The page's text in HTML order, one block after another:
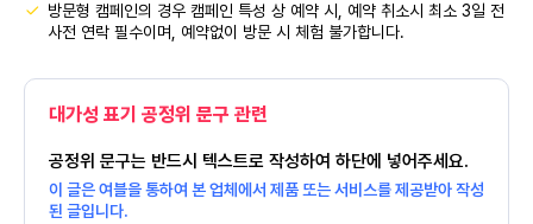
방문형 캠페인의 경우 캠페인 특성 상 예약 시, 예약 취소시 최소 3일 전
사전 연락 필수이며, 예약없이 방문 시 체험 불가합니다.
대가성 표기 공정위 문구 관련
공정위 문구는 반드시 텍스트로 작성하여 하단에 넣어주세요.
이 글은 여블을 통하여 본 업체에서 제품 또는 서비스를 제공받아 작성
된 글입니다.